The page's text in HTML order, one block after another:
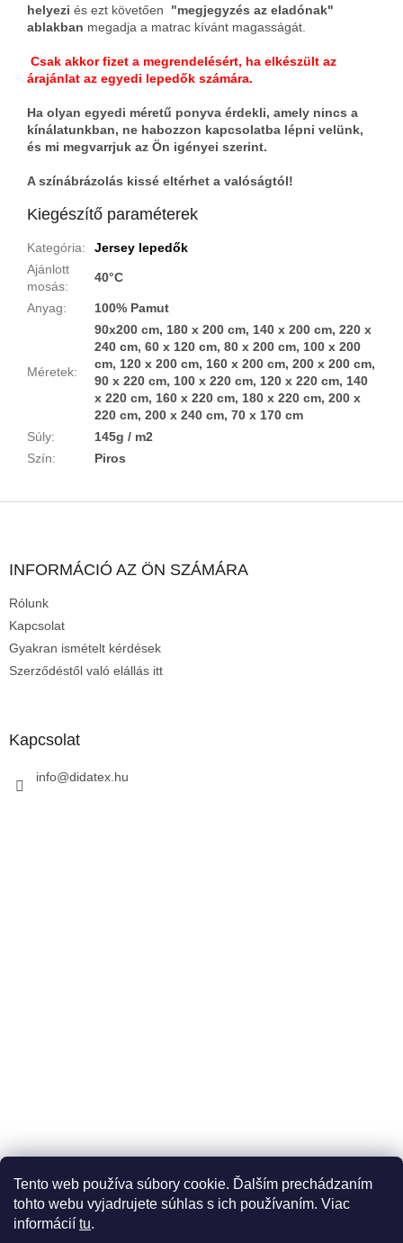
Tento web používa súbory cookie. Ďalším prechádzaním
tohto webu vyjadrujete súhlas s ich používaním. Viac
informácií tu.
helyezi és ezt követően "megjegyzés az eladónak"
ablakban megadja a matrac kívánt magasságát.
Csak akkor fizet a megrendelésért, ha elkészült az
árajánlat az egyedi lepedők számára.
Ha olyan egyedi méretű ponyva érdekli, amely nincs a
kínálatunkban, ne habozzon kapcsolatba lépni velünk,
és mi megvarrjuk az Ön igényei szerint.
A színábrázolás kissé eltérhet a valóságtól!
Kiegészítő paraméterek
Kategória:
Jersey lepedők
Ajánlott
mosás:
40°C
Anyag: 100% Pamut
Méretek:
90x200 cm, 180 x 200 cm, 140 x 200 cm, 220 x
240 cm, 60 x 120 cm, 80 x 200 cm, 100 x 200
cm, 120 x 200 cm, 160 x 200 cm, 200 x 200 cm,
90 x 220 cm, 100 x 220 cm, 120 x 220 cm, 140
x 220 cm, 160 x 220 cm, 180 x 220 cm, 200 x
220 cm, 200 x 240 cm, 70 x 170 cm
Súly:
145g / m2
Szín: Piros
INFORMÁCIÓ AZ ÖN SZÁMÁRA
Rólunk
Kapcsolat
Gyakran ismételt kérdések
Szerződéstől való elállás itt
Kapcsolat
info@didatex.hu
Adatkezelési tájékoztató
Szállítási és fizetési lehetőségek